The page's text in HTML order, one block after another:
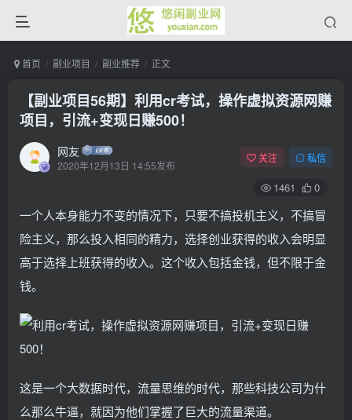
首页 副业项目 副业推荐 正文
【副业项目56期】利用cr考试，操作虚拟资源网赚
项目，引流+变现日赚500！
网友
2020年12月13日 14:55发布
关注 私信
1461 0
一个人本身能力不变的情况下，只要不搞投机主义，不搞冒
险主义，那么投入相同的精力，选择创业获得的收入会明显
高于选择上班获得的收入。这个收入包括金钱，但不限于金
钱。
这是一个大数据时代，流量思维的时代，那些科技公司为什
么那么牛逼，就因为他们掌握了巨大的流量渠道。